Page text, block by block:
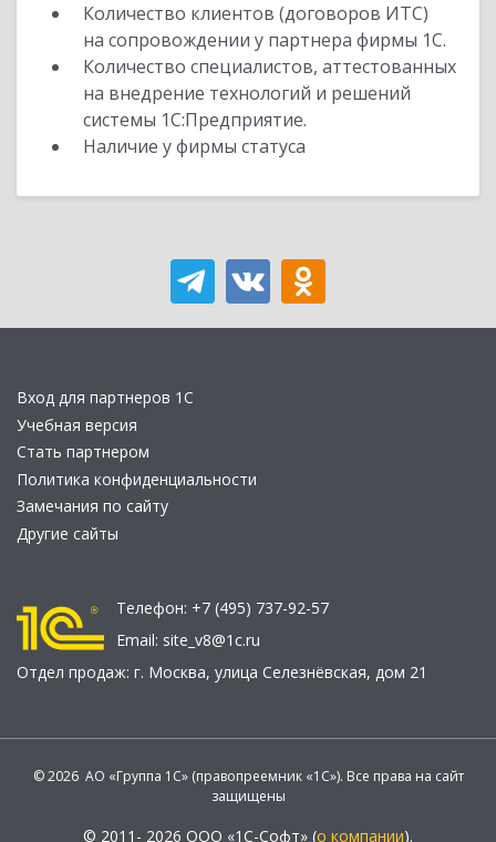
Количество клиентов (договоров ИТС)
на сопровождении у партнера фирмы 1С.
Количество специалистов, аттестованных
на внедрение технологий и решений
системы 1С:Предприятие.
Наличие у фирмы статуса
Вход для партнеров 1С
Учебная версия
Стать партнером
Политика конфиденциальности
Замечания по сайту
Другие сайты
Телефон: +7 (495) 737-92-57
Email: site_v8@1c.ru
Отдел продаж: г. Москва, улица Селезнёвская, дом 21
© 2026 АО «Группа 1С» (правопреемник «1С»). Все права на сайт
защищены
© 2011- 2026 ООО «1С-Софт» (о компании).